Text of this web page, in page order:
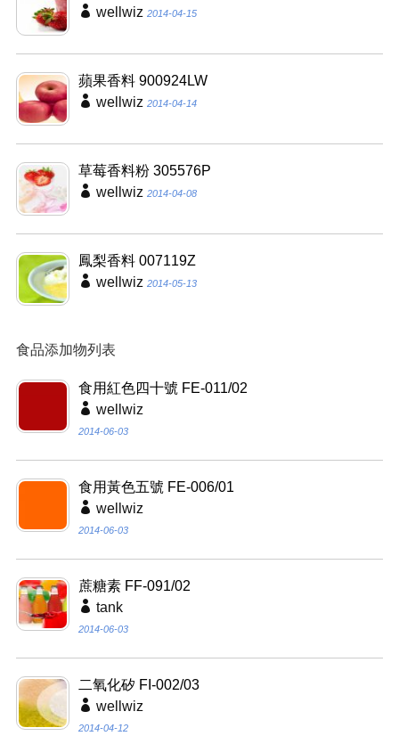
wellwiz 2014-04-15
蘋果香料 900924LW
wellwiz 2014-04-14
草莓香料粉 305576P
wellwiz 2014-04-08
鳳梨香料 007119Z
wellwiz 2014-05-13
食品添加物列表
食用紅色四十號 FE-011/02
wellwiz
2014-06-03
食用黃色五號 FE-006/01
wellwiz
2014-06-03
蔗糖素 FF-091/02
tank
2014-06-03
二氧化矽 FI-002/03
wellwiz
2014-04-12